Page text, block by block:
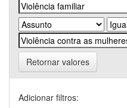
Retornar valores
Adicionar filtros: